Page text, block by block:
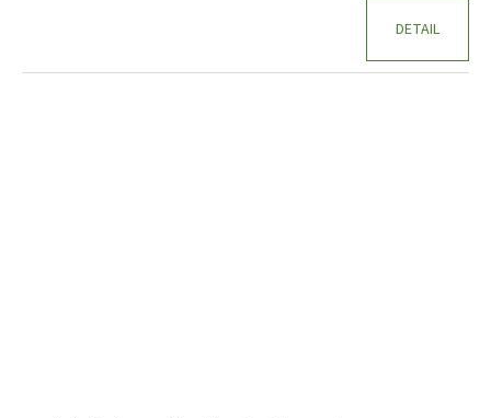
DETAIL